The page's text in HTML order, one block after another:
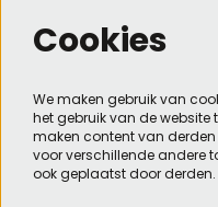
Meld je aan
Cookies
We maken gebruik van
het gebruik van de website
maken content van derden
voor verschillende andere
ook geplaatst door derden.